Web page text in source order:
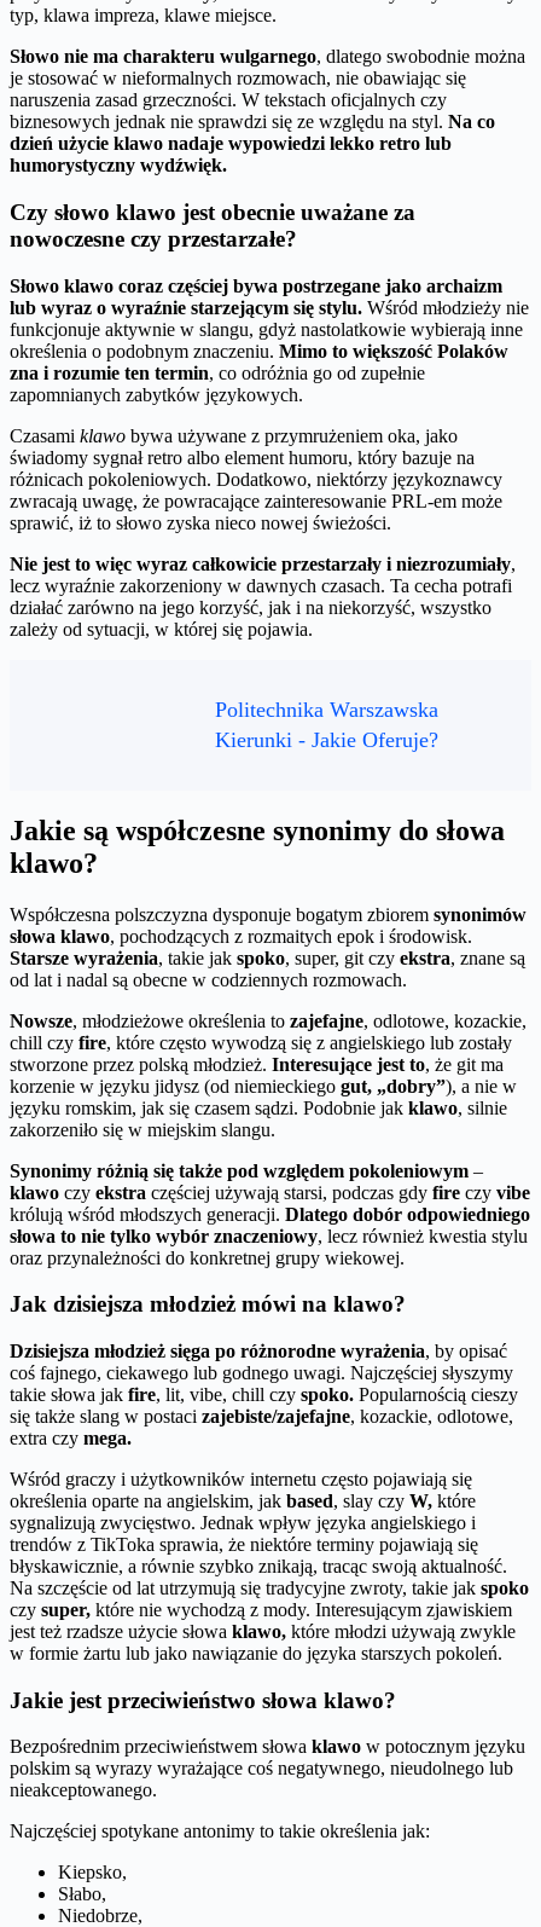
typ, klawa impreza, klawe miejsce.
Słowo nie ma charakteru wulgarnego, dlatego swobodnie można
je stosować w nieformalnych rozmowach, nie obawiając się
naruszenia zasad grzeczności. W tekstach oficjalnych czy
biznesowych jednak nie sprawdzi się ze względu na styl. Na co
dzień użycie klawo nadaje wypowiedzi lekko retro lub
humorystyczny wydźwięk.
Czy słowo klawo jest obecnie uważane za
nowoczesne czy przestarzałe?
Słowo klawo coraz częściej bywa postrzegane jako archaizm
lub wyraz o wyraźnie starzejącym się stylu. Wśród młodzieży nie
funkcjonuje aktywnie w slangu, gdyż nastolatkowie wybierają inne
określenia o podobnym znaczeniu. Mimo to większość Polaków
zna i rozumie ten termin, co odróżnia go od zupełnie
zapomnianych zabytków językowych.
Czasami klawo bywa używane z przymrużeniem oka, jako
świadomy sygnał retro albo element humoru, który bazuje na
różnicach pokoleniowych. Dodatkowo, niektórzy językoznawcy
zwracają uwagę, że powracające zainteresowanie PRL-em może
sprawić, iż to słowo zyska nieco nowej świeżości.
Nie jest to więc wyraz całkowicie przestarzały i niezrozumiały,
lecz wyraźnie zakorzeniony w dawnych czasach. Ta cecha potrafi
działać zarówno na jego korzyść, jak i na niekorzyść, wszystko
zależy od sytuacji, w której się pojawia.
Politechnika Warszawska
Kierunki - Jakie Oferuje?
Jakie są współczesne synonimy do słowa
klawo?
Współczesna polszczyzna dysponuje bogatym zbiorem synonimów
słowa klawo, pochodzących z rozmaitych epok i środowisk.
Starsze wyrażenia, takie jak spoko, super, git czy ekstra, znane są
od lat i nadal są obecne w codziennych rozmowach.
Nowsze, młodzieżowe określenia to zajefajne, odlotowe, kozackie,
chill czy fire, które często wywodzą się z angielskiego lub zostały
stworzone przez polską młodzież. Interesujące jest to, że git ma
korzenie w języku jidysz (od niemieckiego gut, „dobry”), a nie w
języku romskim, jak się czasem sądzi. Podobnie jak klawo, silnie
zakorzeniło się w miejskim slangu.
Synonimy różnią się także pod względem pokoleniowym –
klawo czy ekstra częściej używają starsi, podczas gdy fire czy vibe
królują wśród młodszych generacji. Dlatego dobór odpowiedniego
słowa to nie tylko wybór znaczeniowy, lecz również kwestia stylu
oraz przynależności do konkretnej grupy wiekowej.
Jak dzisiejsza młodzież mówi na klawo?
Dzisiejsza młodzież sięga po różnorodne wyrażenia, by opisać
coś fajnego, ciekawego lub godnego uwagi. Najczęściej słyszymy
takie słowa jak fire, lit, vibe, chill czy spoko. Popularnością cieszy
się także slang w postaci zajebiste/zajefajne, kozackie, odlotowe,
extra czy mega.
Wśród graczy i użytkowników internetu często pojawiają się
określenia oparte na angielskim, jak based, slay czy W, które
sygnalizują zwycięstwo. Jednak wpływ języka angielskiego i
trendów z TikToka sprawia, że niektóre terminy pojawiają się
błyskawicznie, a równie szybko znikają, tracąc swoją aktualność.
Na szczęście od lat utrzymują się tradycyjne zwroty, takie jak spoko
czy super, które nie wychodzą z mody. Interesującym zjawiskiem
jest też rzadsze użycie słowa klawo, które młodzi używają zwykle
w formie żartu lub jako nawiązanie do języka starszych pokoleń.
Jakie jest przeciwieństwo słowa klawo?
Bezpośrednim przeciwieństwem słowa klawo w potocznym języku
polskim są wyrazy wyrażające coś negatywnego, nieudolnego lub
nieakceptowanego.
Najczęściej spotykane antonimy to takie określenia jak:
Kiepsko,
Słabo,
Niedobrze,